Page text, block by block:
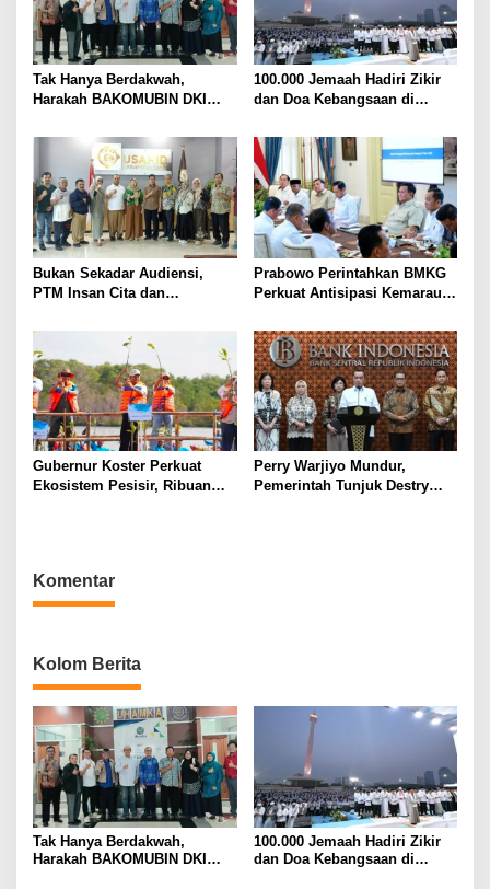
p
o
s
Tak Hanya Berdakwah,
Harakah BAKOMUBIN DKI
Advokasi dan Paralegal
Bersama LKLH FH UHAMKA
100.000 Jemaah Hadiri Zikir
dan Doa Kebangsaan di
Kemerdekaan Indonesia
Bukan Sekadar Audiensi,
PTM Insan Cita dan
Kolaborasi Open Turnamen
Tenis Meja
Prabowo Perintahkan BMKG
Perkuat Antisipasi Kemarau
Gubernur Koster Perkuat
Ekosistem Pesisir, Ribuan
Perry Warjiyo Mundur,
Pemerintah Tunjuk Destry
Komentar
Kolom Berita
Tak Hanya Berdakwah,
Harakah BAKOMUBIN DKI
100.000 Jemaah Hadiri Zikir
dan Doa Kebangsaan di